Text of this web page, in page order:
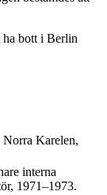
ha bott i Berlin
Karelen,
interna
1971–1973.